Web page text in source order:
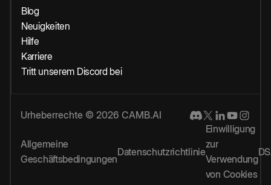
Blog
Neuigkeiten
Hilfe
Karriere
Tritt unserem Discord bei
Urheberrechte © 2026 CAMB.AI
Allgemeine
Geschäftsbedingungen
Datenschutzrichtlinie
Einwilligung
zur
Verwendung
von Cookies